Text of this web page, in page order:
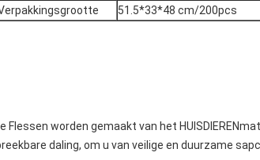
51.5*33*48 cm/200pcs
worden gemaakt van het
daling, om u van veilige en duurzame